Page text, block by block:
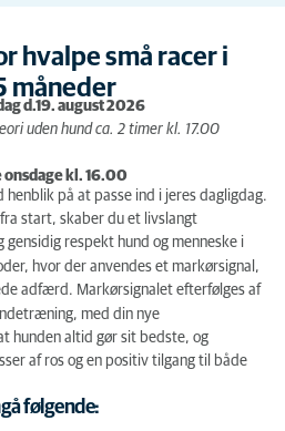
hvalpe små racer i
måneder
d.19. august 2026
uden hund ca. 2 timer kl. 17.00
kl. 16.00
på at passe ind i jeres dagligdag.
start, skaber du et livslangt
respekt hund og menneske i
hvor der anvendes et markørsignal,
adfærd. Markørsignalet efterfølges af
med din nye
hunden altid gør sit bedste, og
af ros og en positiv tilgang til både
følgende: